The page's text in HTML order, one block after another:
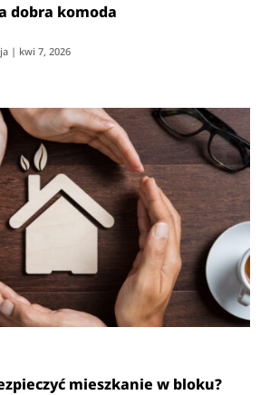
dobra komoda
| kwi 7, 2026
mieszkanie w bloku?